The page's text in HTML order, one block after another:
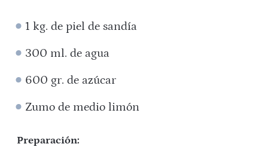
1 kg. de piel de sandía
300 ml. de agua
600 gr. de azúcar
Zumo de medio limón
Preparación: